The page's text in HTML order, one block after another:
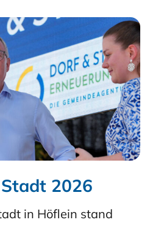
2026
in Höflein stand